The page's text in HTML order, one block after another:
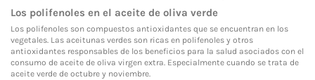
Los polifenoles en el aceite de oliva verde
Los polifenoles son compuestos antioxidantes que se encuentran en los
vegetales. Las aceitunas verdes son ricas en polifenoles y otros
antioxidantes responsables de los beneficios para la salud asociados con el
consumo de aceite de oliva virgen extra. Especialmente cuando se trata de
aceite verde de octubre y noviembre.